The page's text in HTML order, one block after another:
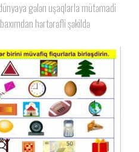
gələn uşaqlarla mütəmadi
hərtərəfli şəkildə